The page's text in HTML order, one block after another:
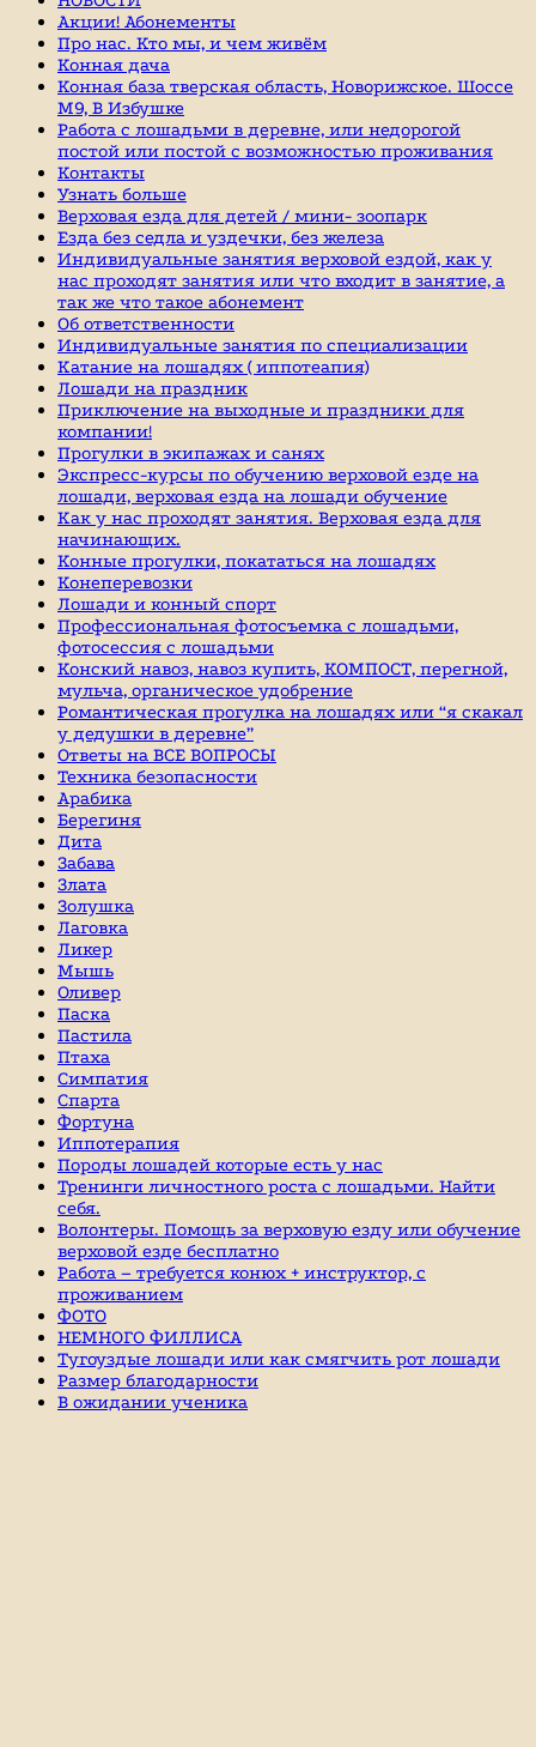
Акции! Абонементы
Про нас. Кто мы, и чем живём
Конная дача
Конная база тверская область, Новорижское. Шоссе
М9, В Избушке
Работа с лошадьми в деревне, или недорогой
постой или постой с возможностью проживания
Контакты
Узнать больше
Верховая езда для детей / мини- зоопарк
Езда без седла и уздечки, без железа
Индивидуальные занятия верховой ездой, как у
нас проходят занятия или что входит в занятие, а
так же что такое абонемент
Об ответственности
Индивидуальные занятия по специализации
Катание на лошадях ( иппотеапия)
Лошади на праздник
Приключение на выходные и праздники для
компании!
Прогулки в экипажах и санях
Экспресс-курсы по обучению верховой езде на
лошади, верховая езда на лошади обучение
Как у нас проходят занятия. Верховая езда для
начинающих.
Конные прогулки, покататься на лошадях
Конеперевозки
Лошади и конный спорт
Профессиональная фотосъемка с лошадьми,
фотосессия с лошадьми
Конский навоз, навоз купить, КОМПОСТ, перегной,
мульча, органическое удобрение
Романтическая прогулка на лошадях или “я скакал
у дедушки в деревне”
Ответы на ВСЕ ВОПРОСЫ
Техника безопасности
Арабика
Берегиня
Дита
Забава
Злата
Золушка
Лаговка
Ликер
Мышь
Оливер
Паска
Пастила
Птаха
Симпатия
Спарта
Фортуна
Иппотерапия
Породы лошадей которые есть у нас
Тренинги личностного роста с лошадьми. Найти
себя.
Волонтеры. Помощь за верховую езду или обучение
верховой езде бесплатно
Работа – требуется конюх + инструктор, с
проживанием
ФОТО
НЕМНОГО ФИЛЛИСА
Тугоуздые лошади или как смягчить рот лошади
Размер благодарности
В ожидании ученика